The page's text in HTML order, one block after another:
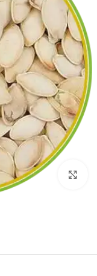
اضغط للتكبير